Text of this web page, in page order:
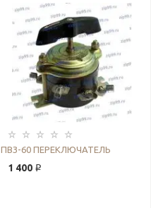
ПВЗ-60 ПЕРЕКЛЮЧАТЕЛЬ
1 400 ₽